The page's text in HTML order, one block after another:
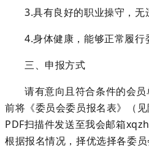
3.具有良好的职业操守，无
4.身体健康，能够正常履行
三、申报方式
请有意向且符合条件的会
前将《委员会委员报名表》（见
PDF扫描件发送至我会邮箱
根据报名情况，择优选择各委员